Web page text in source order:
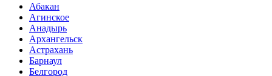
Абакан
Агинское
Анадырь
Архангельск
Астрахань
Барнаул
Белгород